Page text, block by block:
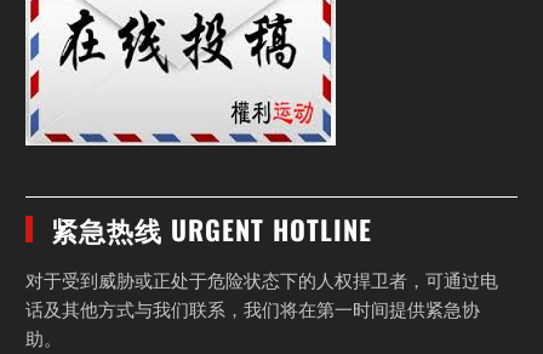
紧急热线 URGENT HOTLINE
对于受到威胁或正处于危险状态下的人权捍卫者，可通过电
话及其他方式与我们联系，我们将在第一时间提供紧急协
助。